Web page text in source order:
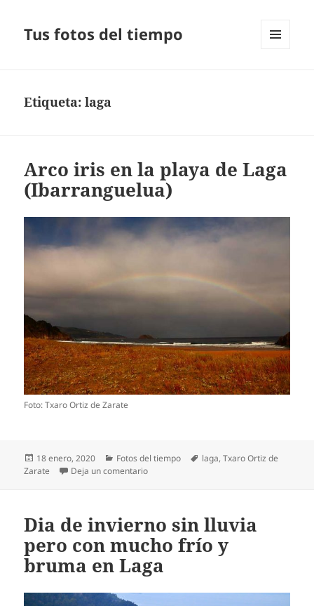
Tus fotos del tiempo
Etiqueta:laga
Arco iris en la playa de Laga
(Ibarranguelua)
Foto: Txaro Ortiz de Zarate
Publicado
el
18 enero, 2020 Categorías
Fotos del tiempo Etiquetas
laga,Txaro Ortiz de
Zarate
Deja un comentarioen Arco iris en la playa de Laga
Dia de invierno sin lluvia
pero con mucho frío y
bruma en Laga